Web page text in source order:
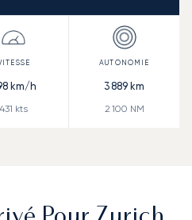
km/h
431 kts
3 889 km
2 100 NM